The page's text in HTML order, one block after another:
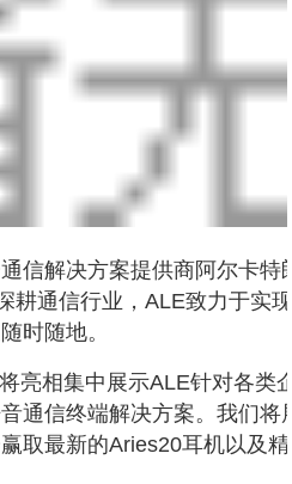
解决方案提供商阿尔卡特
耕通信行业，ALE致力于实
时随地。
相集中展示ALE针对各类
通信终端解决方案。我们
取最新的Aries20耳机以及